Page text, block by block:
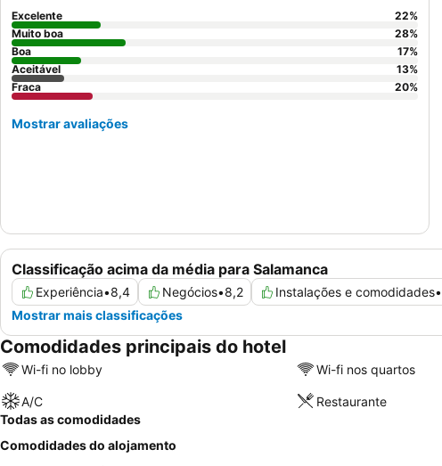
Classificação acima da média para Salamanca
Experiência•8,4 Negócios•8,2 Instalações e comodidades•
Mostrar mais classificações
Excelente 22%
Muito boa
28%
Boa
17%
Aceitável
13%
Fraca
20%
Mostrar avaliações
Comodidades principais do hotel
Wi-fi no lobby Wi-fi nos quartos
A/C Restaurante
Todas as comodidades
Comodidades do alojamento